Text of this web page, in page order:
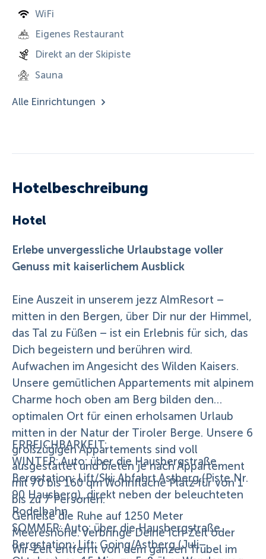
WiFi
Eigenes Restaurant
Direkt an der Skipiste
Sauna
Alle Einrichtungen
Hotelbeschreibung
Hotel
Erlebe unvergessliche Urlaubstage voller
Genuss mit kaiserlichem Ausblick
Eine Auszeit in unserem jezz AlmResort –
mitten in den Bergen, über Dir nur der Himmel,
das Tal zu Füßen – ist ein Erlebnis für sich, das
Dich begeistern und berühren wird.
Aufwachen im Angesicht des Wilden Kaisers.
Unsere gemütlichen Appartements mit alpinem
Charme hoch oben am Berg bilden den
optimalen Ort für einen erholsamen Urlaub
mitten in der Natur der Tiroler Berge. Unsere 6
großzügigen Appartements sind voll
ausgestattet und bieten je nach Appartement
mit 70 bis 160 qm Wohnfläche Platz für von 1
bis zu 7 Personen.
Genieße die Ruhe auf 1250 Meter
Meereshöhe. Verbringe Deine Ich-Zeit oder
Wir-Zeit entfernt von dem ganzen Trubel im
ERREICHBARKEIT:
WINTER: Auto: über die Hausbergstraße
Bergstation; Lift/Ski: Abfahrt Astberg (Piste Nr.
90 Hausberg), direkt neben der beleuchteten
Rodelbahn
SOMMER: Auto: über die Hausbergstraße
Bergstation; Lift: Going/Astberg (Juli–